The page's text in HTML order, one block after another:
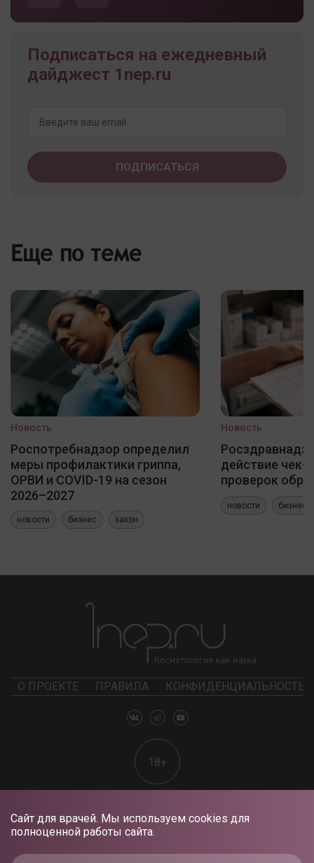
Сайт для врачей. Мы используем cookies для
полноценной работы сайта.
Подписаться на ежедневный
дайджест 1nep.ru
Еще по теме
Новость
Роспотребнадзор определил
меры профилактики гриппа,
ОРВИ и COVID-19 на сезон
2026–2027
новости бизнес закон
Новость
действие чек-
проверок
новости бизнес
О ПРОЕКТЕ ПРАВИЛА КОНФИДЕНЦИАЛЬНОСТЬ
18+